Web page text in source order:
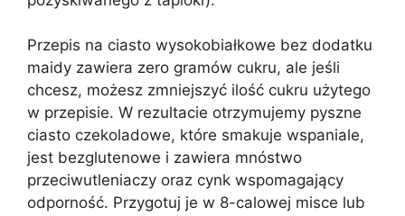
Przepis na ciasto wysokobiałkowe bez dodatku
maidy zawiera zero gramów cukru, ale jeśli
chcesz, możesz zmniejszyć ilość cukru użytego
w przepisie. W rezultacie otrzymujemy pyszne
ciasto czekoladowe, które smakuje wspaniale,
jest bezglutenowe i zawiera mnóstwo
przeciwutleniaczy oraz cynk wspomagający
odporność. Przygotuj je w 8-calowej misce lub